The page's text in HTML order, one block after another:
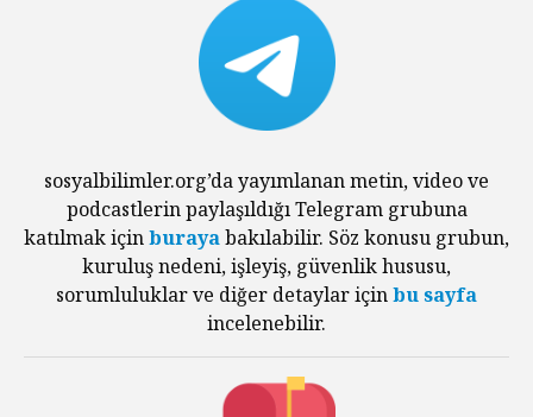
sosyalbilimler.org’da yayımlanan metin, video ve
podcastlerin paylaşıldığı Telegram grubuna
katılmak içinburayabakılabilir. Söz konusu grubun,
kuruluş nedeni, işleyiş, güvenlik hususu,
sorumluluklar ve diğer detaylar içinbu sayfa
incelenebilir.